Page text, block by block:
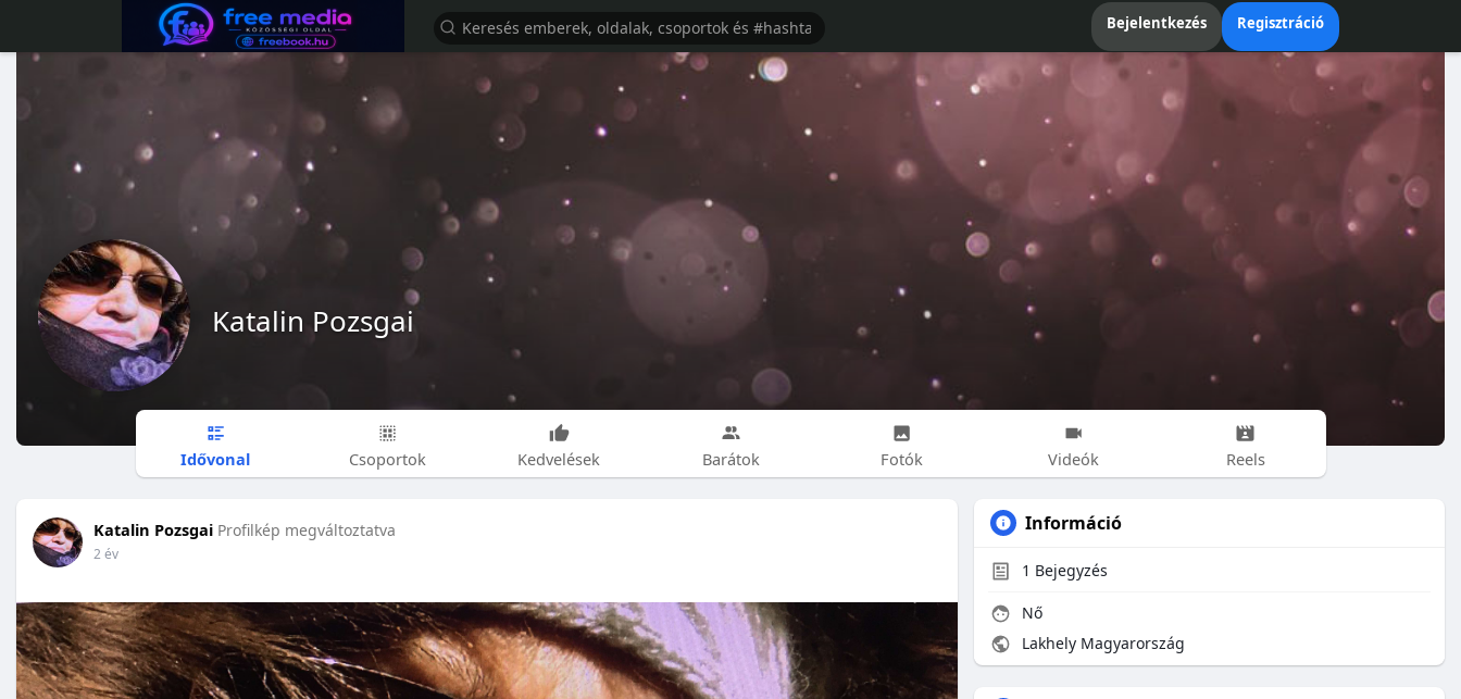
Bejelentkezés Regisztráció
Katalin Pozsgai
Idővonal Csoportok Kedvelések Barátok Fotók Videók Reels
Katalin Pozsgai Profilkép megváltoztatva
2 év
Információ
1 Bejegyzés
Nő
Lakhely Magyarország